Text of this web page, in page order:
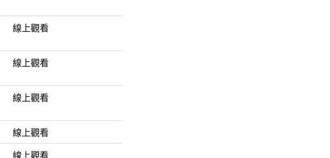
線上觀看
線上觀看
線上觀看
線上觀看
線上觀看